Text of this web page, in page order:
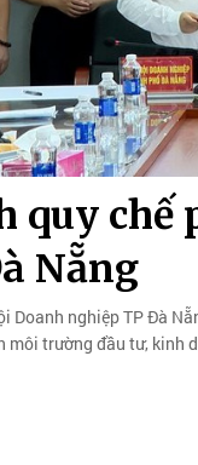
quy chế
Nẵng
Doanh nghiệp TP Đà
môi trường đầu tư, kinh